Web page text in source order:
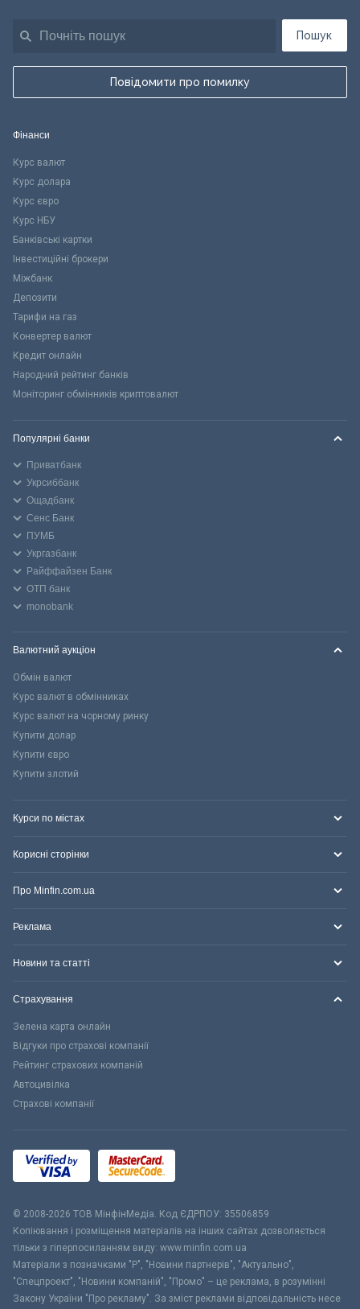
Пошук
Повідомити про помилку
Фінанси
Курс валют
Курс долара
Курс євро
Курс НБУ
Банківські картки
Інвестиційні брокери
Міжбанк
Депозити
Тарифи на газ
Конвертер валют
Кредит онлайн
Народний рейтинг банків
Моніторинг обмінників криптовалют
Популярні банки
Приватбанк
Укрсиббанк
Ощадбанк
Сенс Банк
ПУМБ
Укргазбанк
Райффайзен Банк
ОТП банк
monobank
Валютний аукціон
Обмін валют
Курс валют в обмінниках
Курс валют на чорному ринку
Купити долар
Купити євро
Купити злотий
Курси по містах
Корисні сторінки
Про Minfin.com.ua
Реклама
Новини та статті
Страхування
Зелена карта онлайн
Відгуки про страхові компанії
Рейтинг страхових компаній
Автоцивілка
Страхові компанії
© 2008-2026 ТОВ МiнфiнМедiа. Код ЄДРПОУ: 35506859
Копіювання і розміщення матеріалів на інших сайтах дозволяється
тільки з гіперпосиланням виду: www.minfin.com.ua
Матеріали з позначками "Р", "Новини партнерів", "Актуально",
"Спецпроект", "Новини компаній", "Промо" – це реклама, в розумінні
Закону України "Про рекламу". За зміст реклами відповідальність несе